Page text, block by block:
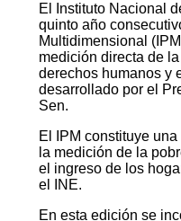
El Instituto Nacional
quinto año
Multidimensional
medición directa de
derechos humanos y
desarrollado por el
Sen.
El IPM constituye
la medición de la
el ingreso de los
el INE.
En esta edición se